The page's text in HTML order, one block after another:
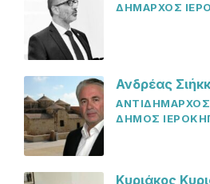
ΔΗΜΑΡΧΟΣ
Ανδρέας
ΔΗΜΟΣ
Κυριάκος